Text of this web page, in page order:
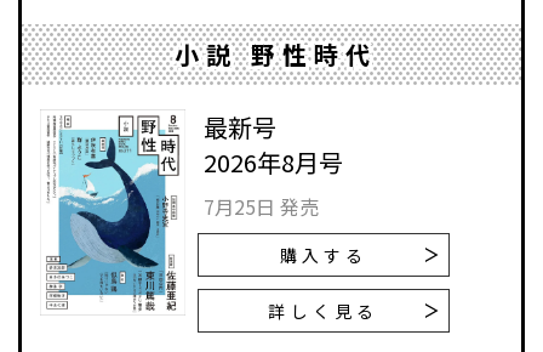
小説 野性時代
最新号
2026年8月号
7月25日 発売
購入する
詳しく見る